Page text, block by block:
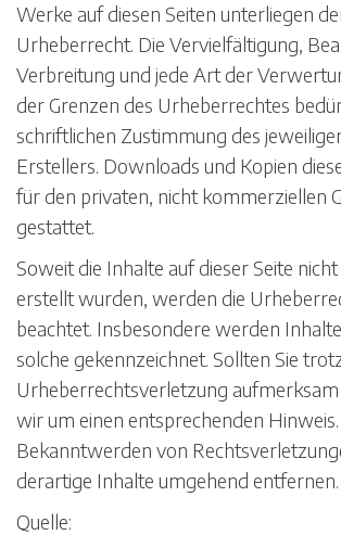
Werke auf diesen Seiten unterliegen
Urheberrecht. Die Vervielfältigung,
Verbreitung und jede Art der
der Grenzen des Urheberrechtes
schriftlichen Zustimmung des
Erstellers. Downloads und Kopien
für den privaten, nicht kommerziellen
gestattet.
Soweit die Inhalte auf dieser Seite
erstellt wurden, werden die
beachtet. Insbesondere werden
solche gekennzeichnet. Sollten Sie
Urheberrechtsverletzung
wir um einen entsprechenden Hinweis.
Bekanntwerden von
derartige Inhalte umgehend entfernen.
Quelle: